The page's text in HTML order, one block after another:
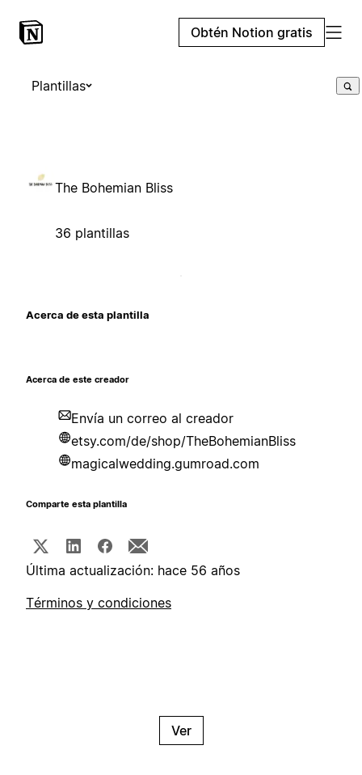
Obtén Notion gratis
Plantillas
The Bohemian Bliss
36 plantillas
Acerca de esta plantilla
Acerca de este creador
Envía un correo al creador
etsy.com/de/shop/TheBohemianBliss
magicalwedding.gumroad.com
Comparte esta plantilla
Última actualización: hace 56 años
Términos y condiciones
Ver